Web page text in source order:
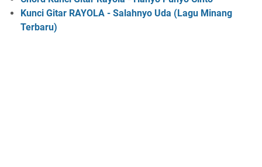
Kunci Gitar RAYOLA - Salahnyo Uda (Lagu Minang
Terbaru)